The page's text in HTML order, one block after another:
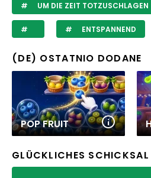
UM DIE ZEIT TOTZUSCHLAGEN
ENTSPANNEND
(DE) OSTATNIO DODANE
POP FRUIT
GLÜCKLICHES SCHICKSAL